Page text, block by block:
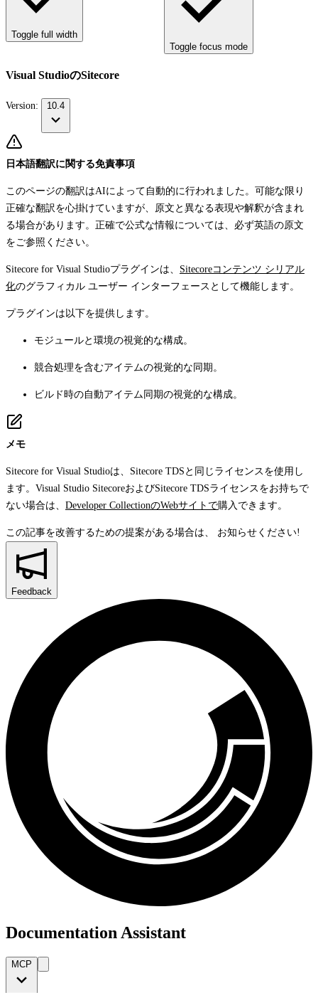
Toggle full width
Toggle focus mode
Visual StudioのSitecore
Version: 10.4
日本語翻訳に関する免責事項
このページの翻訳はAIによって自動的に行われました。可能な限り
正確な翻訳を心掛けていますが、原文と異なる表現や解釈が含まれ
る場合があります。正確で公式な情報については、必ず英語の原文
をご参照ください。
Sitecore for Visual Studioプラグインは、 Sitecoreコンテンツ シリアル
化のグラフィカル ユーザー インターフェースとして機能します。
プラグインは以下を提供します。
モジュールと環境の視覚的な構成。
競合処理を含むアイテムの視覚的な同期。
ビルド時の自動アイテム同期の視覚的な構成。
メモ
Sitecore for Visual Studioは、Sitecore TDSと同じライセンスを使用し
ます。Visual Studio SitecoreおよびSitecore TDSライセンスをお持ちで
ない場合は、 Developer CollectionのWebサイトで購入できます。
この記事を改善するための提案がある場合は、 お知らせください!
Feedback
Documentation Assistant
MCP